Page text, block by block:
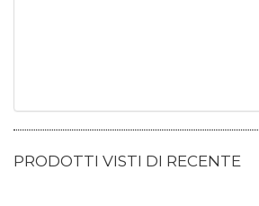
PRODOTTI VISTI DI RECENTE